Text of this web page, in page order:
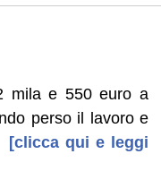
mila e 550 euro a
perso il lavoro e
[clicca qui e leggi